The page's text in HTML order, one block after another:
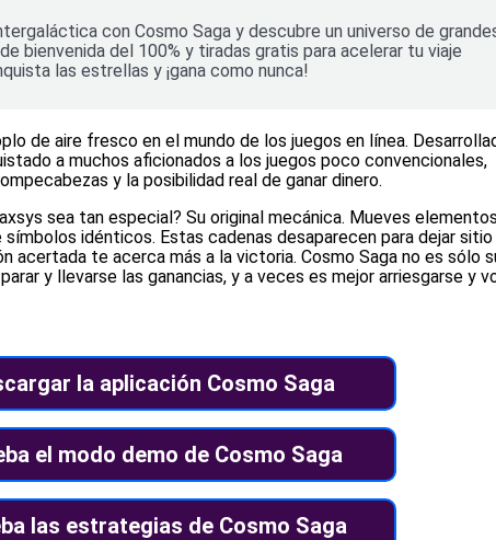
con Cosmo Saga y descubre un universo de
bienvenida del 100% y tiradas gratis para acelerar tu viaje
las estrellas y ¡gana como nunca!
de aire fresco en el mundo de los juegos en línea.
a muchos aficionados a los juegos poco convencionales,
y la posibilidad real de ganar dinero.
sea tan especial? Su original mecánica. Mueves
idénticos. Estas cadenas desaparecen para dejar sitio
acertada te acerca más a la victoria. Cosmo Saga no es sólo
y llevarse las ganancias, y a veces es mejor arriesgarse y
la aplicación Cosmo Saga
el modo demo de Cosmo Saga
las estrategias de Cosmo Saga